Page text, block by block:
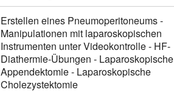
Erstellen eines Pneumoperitoneums -
Manipulationen mit laparoskopischen
Instrumenten unter Videokontrolle - HF-
Diathermie-Übungen - Laparoskopische
Appendektomie - Laparoskopische
Cholezystektomie